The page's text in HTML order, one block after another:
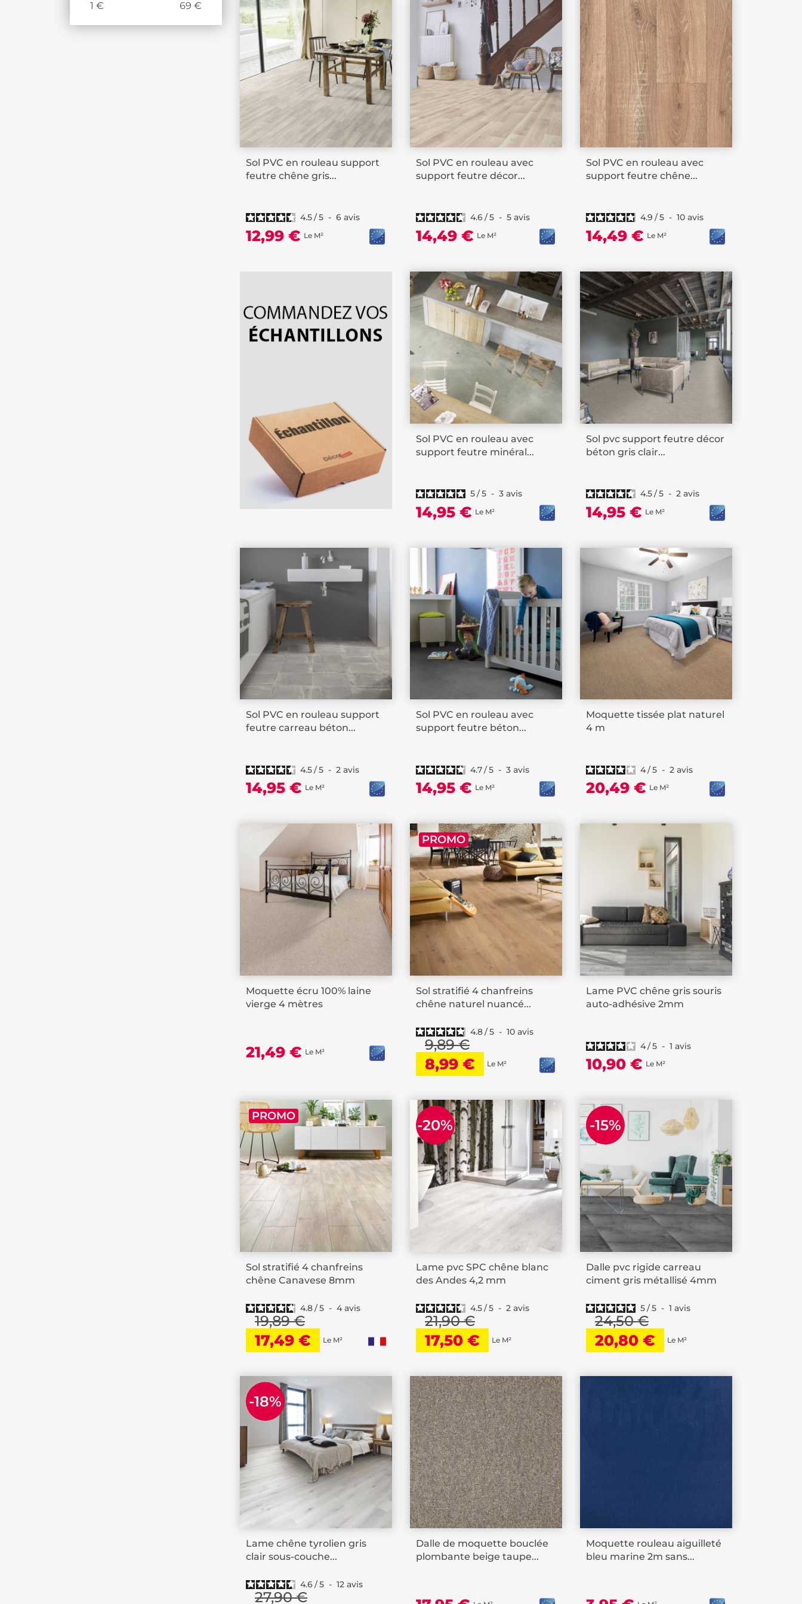
1 € 69 €
Sol PVC en rouleau support
feutre chêne gris...
4.5/5 - 6 avis
12,99 € Le M²
Sol PVC en rouleau avec
support feutre décor...
4.6/5 - 5 avis
14,49 € Le M²
Sol PVC en rouleau avec
support feutre chêne...
4.9 /5 - 10 avis
14,49 € Le M²
Sol PVC en rouleau avec
support feutre minéral...
5/5 - 3 avis
14,95 € Le M²
Sol pvc support feutre décor
béton gris clair...
4.5/5 - 2 avis
14,95 € Le M²
Sol PVC en rouleau support
feutre carreau béton...
4.5/5 - 2 avis
14,95 € Le M²
Sol PVC en rouleau avec
support feutre béton...
4.7/5 - 3 avis
14,95 € Le M²
Moquette tissée plat naturel
4 m
4/5 - 2 avis
20,49 € Le M²
Moquette écru 100% laine
vierge 4 mètres
21,49 € Le M²
Sol stratifié 4 chanfreins
chêne naturel nuancé...
4.8/5 - 10 avis
9,89 €
8,99 € Le M²
PROMO
Lame PVC chêne gris souris
auto-adhésive 2mm
4/5 - 1 avis
10,90 € Le M²
Sol stratifié 4 chanfreins
chêne Canavese 8mm
4.8/5 - 4 avis
19,89 €
17,49 € Le M²
PROMO
Lame pvc SPC chêne blanc
des Andes 4,2 mm
4.5/5 - 2 avis
21,90 €
17,50 € Le M²
-20%
Dalle pvc rigide carreau
ciment gris métallisé 4mm
5/5 - 1 avis
24,50 €
20,80 € Le M²
-15%
Lame chêne tyrolien gris
clair sous-couche...
4.6/5 - 12 avis
27,90 €
-18%
Dalle de moquette bouclée
plombante beige taupe...
Moquette rouleau aiguilleté
bleu marine 2m sans...